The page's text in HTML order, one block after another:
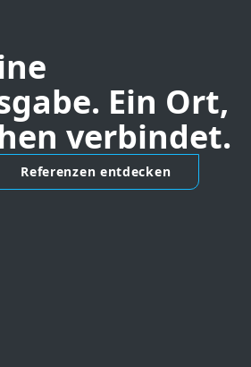
Ein Ort,
verbindet.
Referenzen entdecken